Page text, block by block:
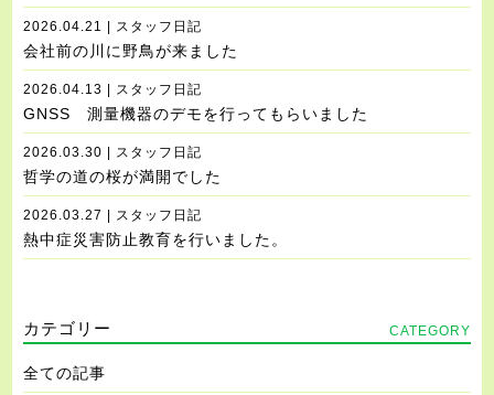
2026.04.21 | スタッフ日記
会社前の川に野鳥が来ました
2026.04.13 | スタッフ日記
GNSS 測量機器のデモを行ってもらいました
2026.03.30 | スタッフ日記
哲学の道の桜が満開でした
2026.03.27 | スタッフ日記
熱中症災害防止教育を行いました。
カテゴリー CATEGORY
全ての記事